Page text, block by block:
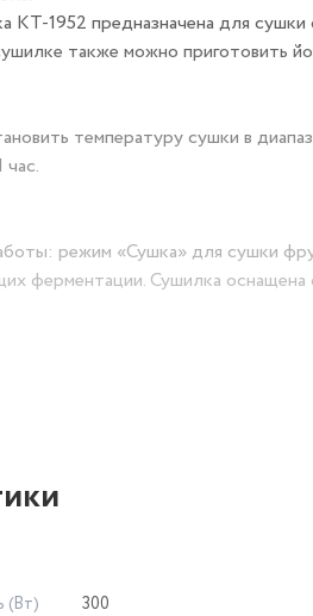
КТ-1952 предназначена для
также можно приготовить
температуру сушки в
режим «Сушка» для сушки
ферментации. Сушилка
5 поддонов для сушки и 1
элемент и
(Вт)
300